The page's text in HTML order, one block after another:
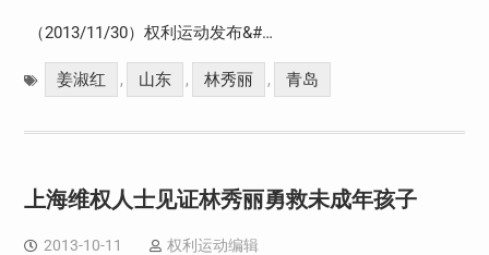
（2013/11/30）权利运动发布&#…
姜淑红 , 山东 , 林秀丽 , 青岛
上海维权人士见证林秀丽勇救未成年孩子
2013-10-11 权利运动编辑